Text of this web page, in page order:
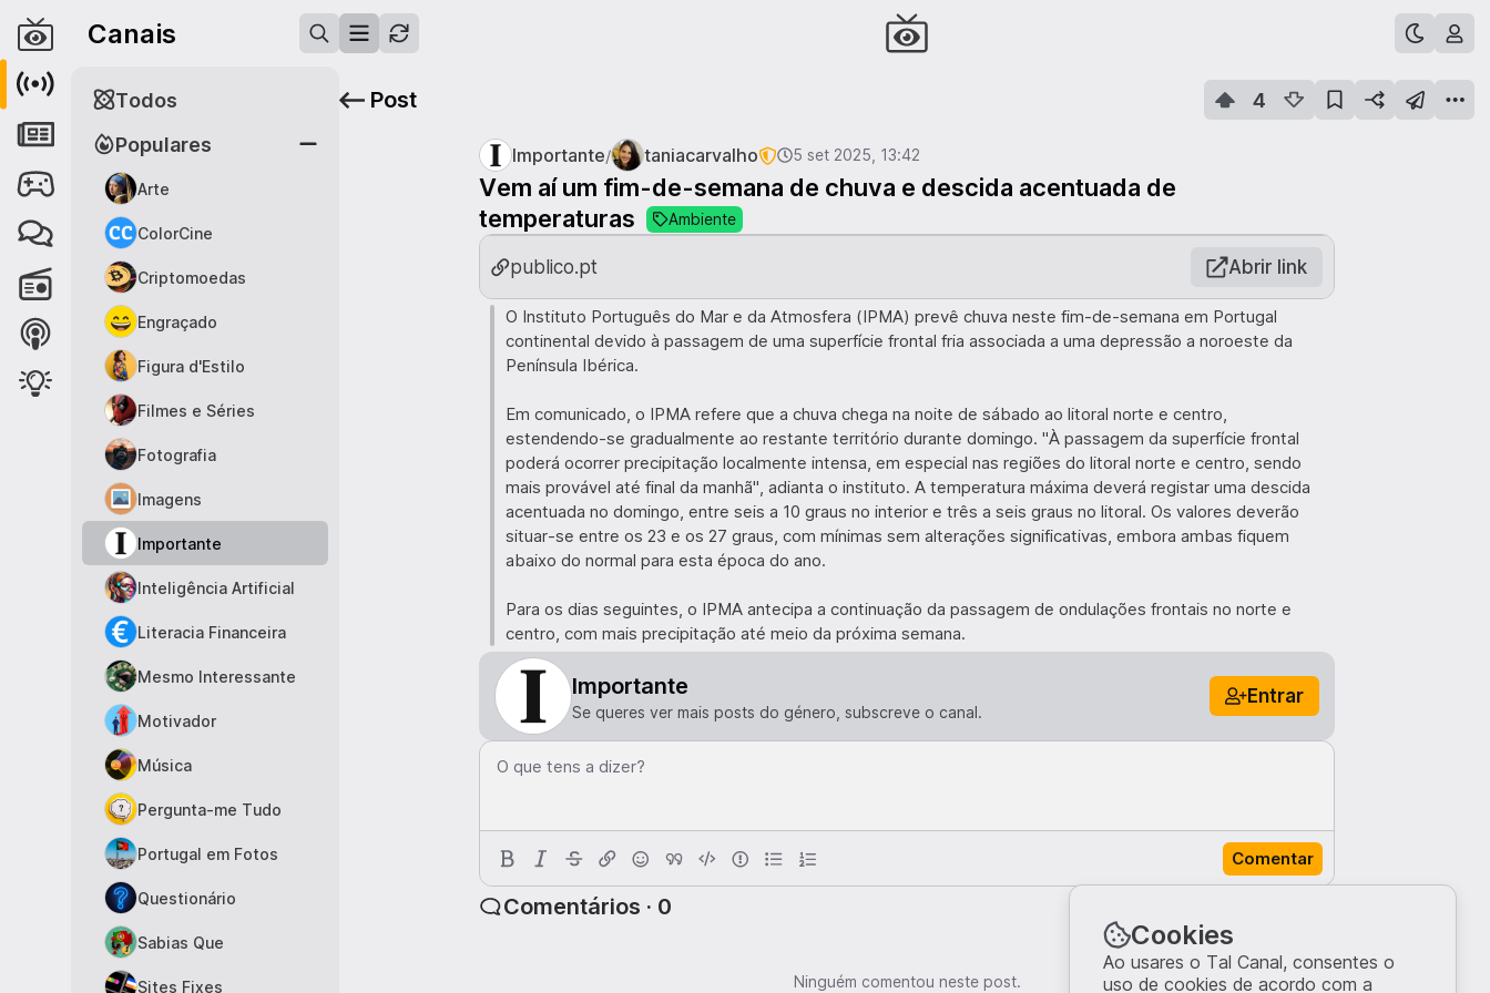
Canais
Populares
Arte
ColorCine
Criptomoedas
Engraçado
Figura d'Estilo
Filmes e Séries
Fotografia
Imagens
Importante
Inteligência Artificial
Literacia Financeira
Mesmo Interessante
Motivador
Música
Pergunta-me Tudo
Portugal em Fotos
Questionário
Sabias Que
Sites Fixes
Todos Post 4
Importante/ taniacarvalho 5 set 2025, 13:42
Vem aí um fim-de-semana de chuva e descida acentuada de
temperaturas
Ambiente
publico.pt Abrir link
O Instituto Português do Mar e da Atmosfera (IPMA) prevê chuva neste fim-de-semana em Portugal
continental devido à passagem de uma superfície frontal fria associada a uma depressão a noroeste da
Península Ibérica.
Em comunicado, o IPMA refere que a chuva chega na noite de sábado ao litoral norte e centro,
estendendo-se gradualmente ao restante território durante domingo. "À passagem da superfície frontal
poderá ocorrer precipitação localmente intensa, em especial nas regiões do litoral norte e centro, sendo
mais provável até final da manhã", adianta o instituto. A temperatura máxima deverá registar uma descida
acentuada no domingo, entre seis a 10 graus no interior e três a seis graus no litoral. Os valores deverão
situar-se entre os 23 e os 27 graus, com mínimas sem alterações significativas, embora ambas fiquem
abaixo do normal para esta época do ano.
Para os dias seguintes, o IPMA antecipa a continuação da passagem de ondulações frontais no norte e
centro, com mais precipitação até meio da próxima semana.
Importante
Se queres ver mais posts do género, subscreve o canal.
Entrar
O que tens a dizer?
Comentar
Comentários · 0
Ninguém comentou neste post.
Cookies
Ao usares o Tal Canal, consentes o
uso de cookies de acordo com a